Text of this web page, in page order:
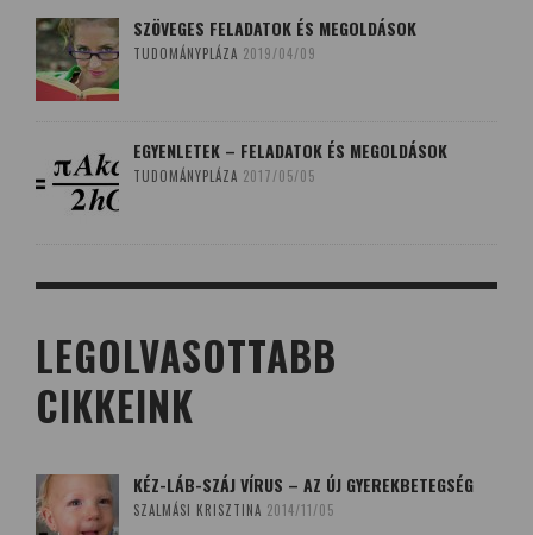
SZÖVEGES FELADATOK ÉS MEGOLDÁSOK
TUDOMÁNYPLÁZA 2019/04/09
EGYENLETEK – FELADATOK ÉS MEGOLDÁSOK
TUDOMÁNYPLÁZA 2017/05/05
LEGOLVASOTTABB
CIKKEINK
KÉZ-LÁB-SZÁJ VÍRUS – AZ ÚJ GYEREKBETEGSÉG
SZALMÁSI KRISZTINA 2014/11/05